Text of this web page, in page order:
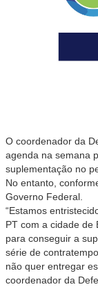
O coordenador da
agenda na semana
suplementação no
No entanto,
Governo Federal.
“Estamos
PT com a cidade de
para conseguir a
série de
não quer entregar
coordenador da